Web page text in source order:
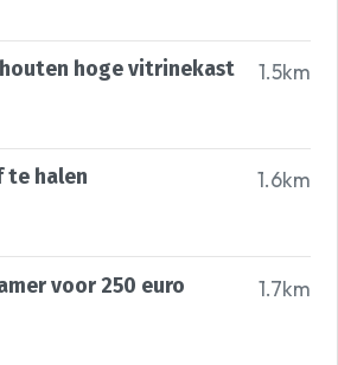
1.5km
hoge vitrinekast
1.6km
te halen
1.7km
voor 250 euro